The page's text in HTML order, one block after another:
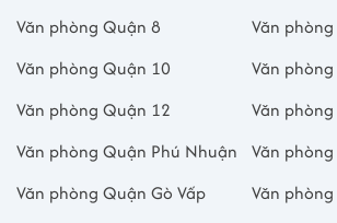
Văn phòng Quận 8
Văn
Văn phòng Quận 10
Văn
Văn phòng Quận 12
Văn
Văn phòng Quận Phú Nhuận
Văn
Văn phòng Quận Gò Vấp
Văn